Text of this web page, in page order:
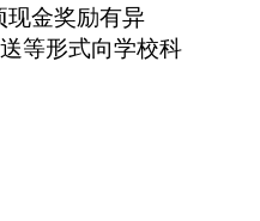
现金奖励有异
等形式向学校科